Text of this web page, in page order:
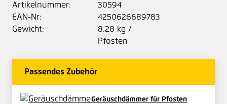
Artikelnummer:
30594
EAN-Nr:
4250626689783
Gewicht:
8.28 kg /
Pfosten
Passendes Zubehör
Geräuschdämmer für Pfosten